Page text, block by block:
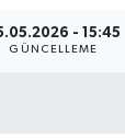
- 15:45
GÜNCELLEME